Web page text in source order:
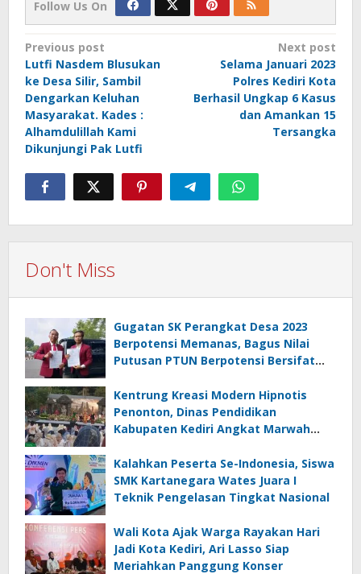
Follow Us On
Post
navigation
Previous post
Lutfi Nasdem Blusukan
ke Desa Silir, Sambil
Dengarkan Keluhan
Masyarakat. Kades :
Alhamdulillah Kami
Dikunjungi Pak Lutfi
Next post
Selama Januari 2023
Polres Kediri Kota
Berhasil Ungkap 6 Kasus
dan Amankan 15
Tersangka
Don't Miss
Gugatan SK Perangkat Desa 2023
Berpotensi Memanas, Bagus Nilai
Putusan PTUN Berpotensi Bersifat
Kentrung Kreasi Modern Hipnotis
Penonton, Dinas Pendidikan
Kabupaten Kediri Angkat Marwah
Kalahkan Peserta Se-Indonesia, Siswa
SMK Kartanegara Wates Juara I
Teknik Pengelasan Tingkat Nasional
Wali Kota Ajak Warga Rayakan Hari
Jadi Kota Kediri, Ari Lasso Siap
Meriahkan Panggung Konser